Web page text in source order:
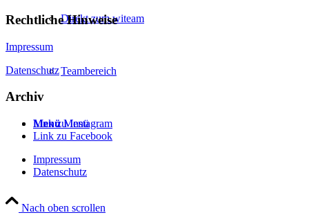
Direkt zum witeam
Teambereich
Menü Menü
Rechtliche Hinweise
Impressum
Datenschutz
Archiv
Link zu Instagram
Link zu Facebook
Impressum
Datenschutz
Nach oben scrollen